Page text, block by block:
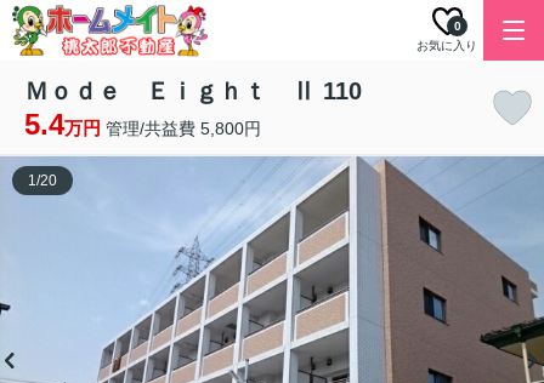
お気に入り
0
Ｍｏｄｅ Ｅｉｇｈｔ Ⅱ 110
5.4万円 管理/共益費 5,800円
1/20